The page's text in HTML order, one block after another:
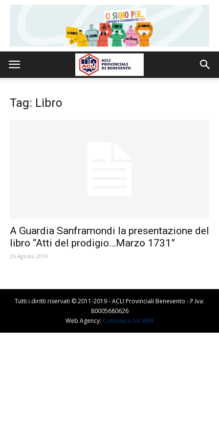
Tag: Libro
A Guardia Sanframondi la presentazione del
libro “Atti del prodigio…Marzo 1731”
26 Agosto 2019
Tutti i diritti riservati © 2011-2019 - ACLI Provinciali Benevento - P.Iva:
80005680626
Web Agency: Comunica col WEB